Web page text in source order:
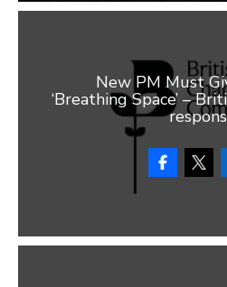
New PM Must
‘Breathing Space’ –